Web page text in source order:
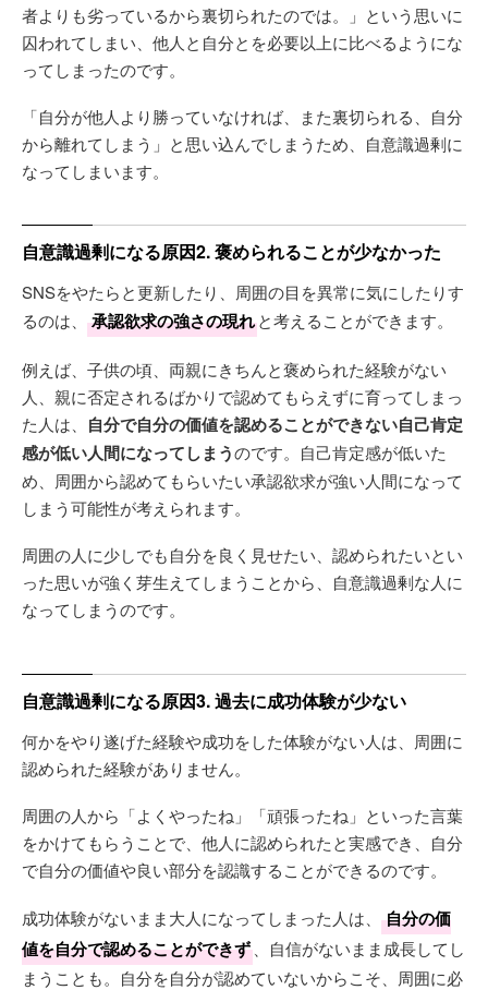
者よりも劣っているから裏切られたのでは。」という思いに
囚われてしまい、他人と自分とを必要以上に比べるようにな
ってしまったのです。
「自分が他人より勝っていなければ、また裏切られる、自分
から離れてしまう」と思い込んでしまうため、自意識過剰に
なってしまいます。
自意識過剰になる原因2. 褒められることが少なかった
SNSをやたらと更新したり、周囲の目を異常に気にしたりす
るのは、
承認欲求の強さの現れと考えることができます。
例えば、子供の頃、両親にきちんと褒められた経験がない
人、親に否定されるばかりで認めてもらえずに育ってしまっ
た人は、 自分で自分の価値を認めることができない自己肯定
感が低い人間になってしまうのです。自己肯定感が低いた
め、周囲から認めてもらいたい承認欲求が強い人間になって
しまう可能性が考えられます。
周囲の人に少しでも自分を良く見せたい、認められたいとい
った思いが強く芽生えてしまうことから、自意識過剰な人に
なってしまうのです。
自意識過剰になる原因3. 過去に成功体験が少ない
何かをやり遂げた経験や成功をした体験がない人は、周囲に
認められた経験がありません。
周囲の人から「よくやったね」「頑張ったね」といった言葉
をかけてもらうことで、他人に認められたと実感でき、自分
で自分の価値や良い部分を認識することができるのです。
成功体験がないまま大人になってしまった人は、
自分の価
値を自分で認めることができず 、自信がないまま成長してし
まうことも。自分を自分が認めていないからこそ、周囲に必